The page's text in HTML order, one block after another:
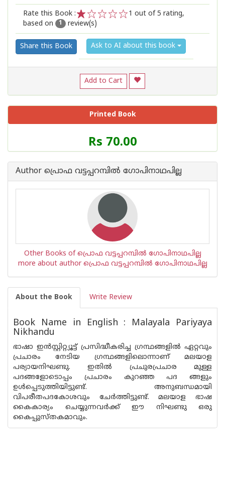
Rate this Book :
2
1
1 out of 5 rating,
based on
1 review(s)
Share this Book Ask to AI about this book
Add to Cart
Printed Book
Price
of
Book
is
Rs 70.00
Author പ്രൊഫ വട്ടപ്പറമ്പിൽ ഗോപിനാഥപില്ല
Other Books of പ്രൊഫ വട്ടപ്പറമ്പിൽ ഗോപിനാഥപില്ല
more about author പ്രൊഫ വട്ടപ്പറമ്പിൽ ഗോപിനാഥപില്ല
About the Book Write Review
Book Name in English : Malayala Pariyaya
Nikhandu
ഭാഷാ ഇൻസ്റ്റിറ്റ്യൂട്ട് പ്രസിദ്ധീകരിച്ച ഗ്രന്ഥങ്ങളിൽ ഏറ്റവും
പ്രചാരം നേടിയ ഗ്രന്ഥങ്ങളിലൊന്നാണ് മലയാള
പര്യായനിഘണ്ടു. ഇതിൽ പ്രചുരപ്രചാര മുള്ള
പദങ്ങളോടൊപ്പം പ്രചാരം കുറഞ്ഞ പദ ങ്ങളും
ഉൾപ്പെടുത്തിയിട്ടുണ്ട്. അനുബന്ധമായി
വിപരീതപദകോശവും ചേർത്തിട്ടുണ്ട്. മലയാള ഭാഷ
കൈകാര്യം ചെയ്യുന്നവർക്ക് ഈ നിഘണ്ടു ഒരു
കൈപ്പുസ്തകമാവും.